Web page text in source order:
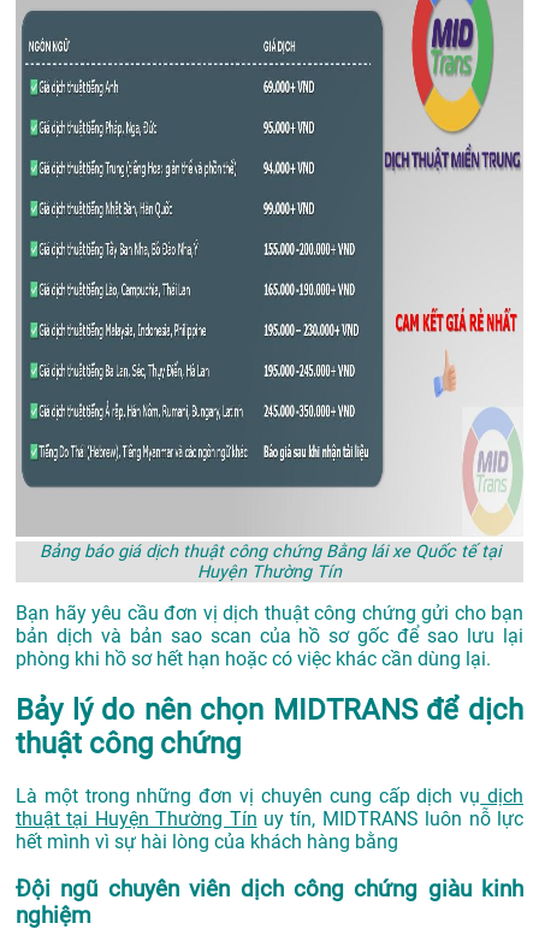
Bảng báo giá dịch thuật công chứng Bằng lái xe Quốc tế tại
Huyện Thường Tín
Bạn hãy yêu cầu đơn vị dịch thuật công chứng gửi cho bạn
bản dịch và bản sao scan của hồ sơ gốc để sao lưu lại
phòng khi hồ sơ hết hạn hoặc có việc khác cần dùng lại.
Bảy lý do nên chọn MIDTRANS để dịch
thuật công chứng
Là một trong những đơn vị chuyên cung cấp dịch vụ dịch
thuật tại Huyện Thường Tín uy tín, MIDTRANS luôn nỗ lực
hết mình vì sự hài lòng của khách hàng bằng
Đội ngũ chuyên viên dịch công chứng giàu kinh
nghiệm